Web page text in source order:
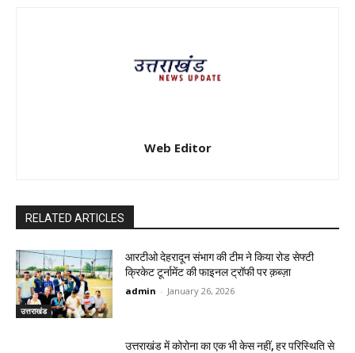
Web Editor
RELATED ARTICLES
उत्तराखंड
आरटीओ देहरादून संभाग की टीम ने किया रोड सेफ्टी
क्रिकेट टूर्नामेंट की फाइनल ट्रॉफी पर क़ब्ज़ा
admin - January 26, 2026
उत्तराखंड में कोरोना का एक भी केस नहीं, हर परिस्थिति से